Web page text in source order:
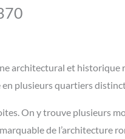
architectural et historique
plusieurs quartiers
On y trouve plusieurs
de l’architecture